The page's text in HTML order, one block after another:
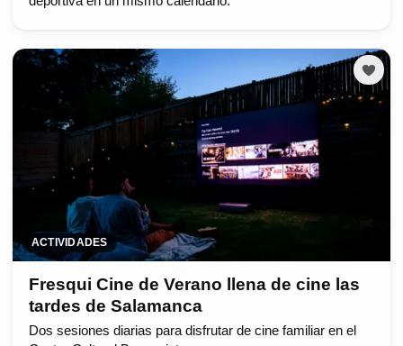
ACTIVIDADES
Fresqui Cine de Verano llena de cine las
tardes de Salamanca
Dos sesiones diarias para disfrutar de cine familiar en el